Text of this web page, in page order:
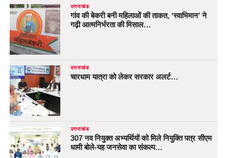
उत्तराखंड
गांव की बेकरी बनी महिलाओं की ताकत, ‘स्वाभिमान’ ने
गढ़ी आत्मनिर्भरता की मिसाल…
उत्तराखंड
चारधाम यात्रा को लेकर सरकार अलर्ट…
उत्तराखंड
307 नव नियुक्त अभ्यर्थियों को मिले नियुक्ति पत्र सीएम
धामी बोले-यह जनसेवा का संकल्प…